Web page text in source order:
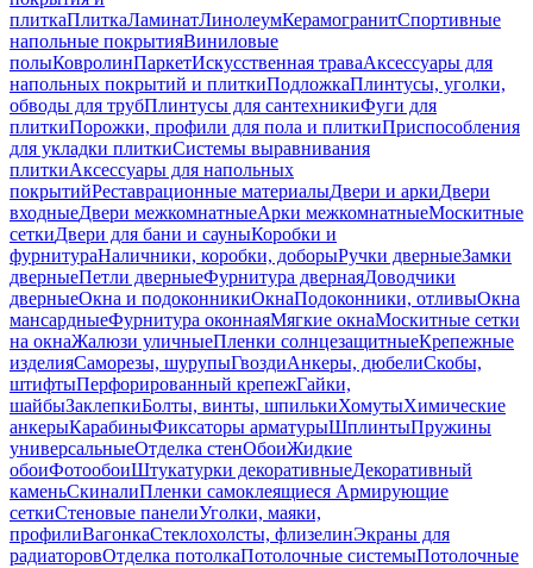
плиткаПлиткаЛаминатЛинолеумКерамогранитСпортивные
напольные покрытияВиниловые
полыКовролинПаркетИскусственная траваАксессуары для
напольных покрытий и плиткиПодложкаПлинтусы, уголки,
обводы для трубПлинтусы для сантехникиФуги для
плиткиПорожки, профили для пола и плиткиПриспособления
для укладки плиткиСистемы выравнивания
плиткиАксессуары для напольных
покрытийРеставрационные материалыДвери и аркиДвери
входныеДвери межкомнатныеАрки межкомнатныеМоскитные
сеткиДвери для бани и сауныКоробки и
фурнитураНаличники, коробки, доборыРучки дверныеЗамки
дверныеПетли дверныеФурнитура двернаяДоводчики
дверныеОкна и подоконникиОкнаПодоконники, отливыОкна
мансардныеФурнитура оконнаяМягкие окнаМоскитные сетки
на окнаЖалюзи уличныеПленки солнцезащитныеКрепежные
изделияСаморезы, шурупыГвоздиАнкеры, дюбелиСкобы,
штифтыПерфорированный крепежГайки,
шайбыЗаклепкиБолты, винты, шпилькиХомутыХимические
анкерыКарабиныФиксаторы арматурыШплинтыПружины
универсальныеОтделка стенОбоиЖидкие
обоиФотообоиШтукатурки декоративныеДекоративный
каменьСкиналиПленки самоклеящиеся Армирующие
сеткиСтеновые панелиУголки, маяки,
профилиВагонкаСтеклохолсты, флизелинЭкраны для
радиаторовОтделка потолкаПотолочные системыПотолочные